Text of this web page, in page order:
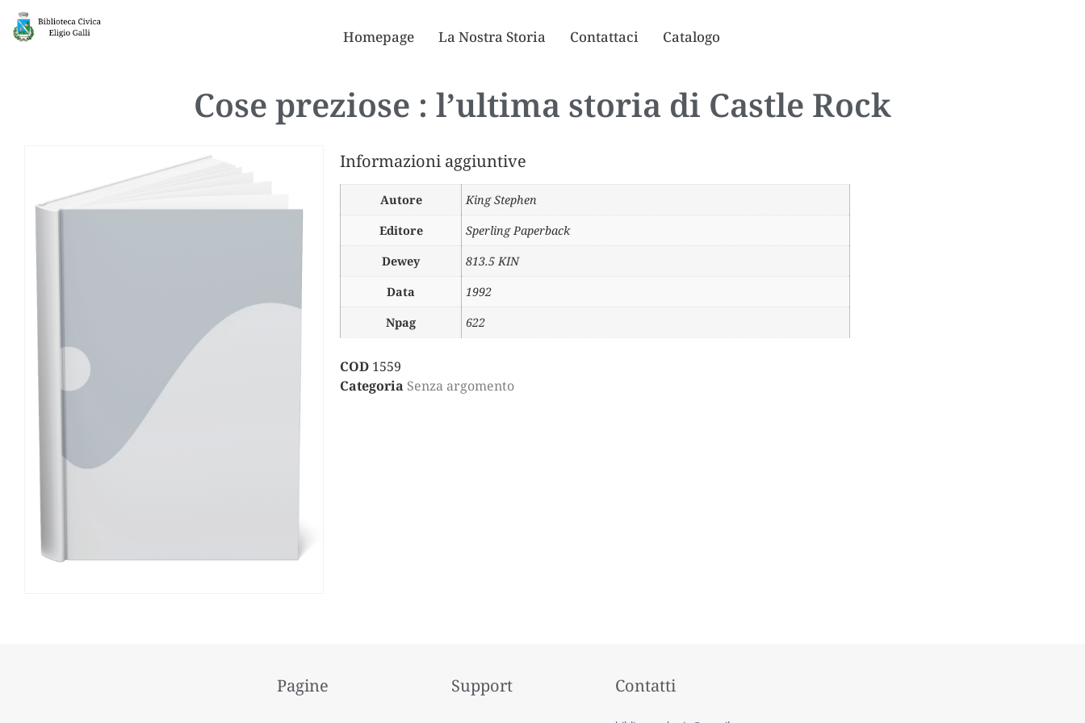
Homepage La Nostra Storia Contattaci Catalogo
Cose preziose : l’ultima storia di Castle Rock
Informazioni aggiuntive
Autore
King Stephen
Editore
Sperling Paperback
Dewey
813.5 KIN
Data
1992
Npag
622
COD 1559
Categoria Senza argomento
Pagine Support Contatti